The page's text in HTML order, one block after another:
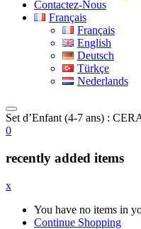
Contactez-Nous
Français
Français
English
Deutsch
Türkçe
Nederlands
Set d’Enfant (4-7 ans) :
0
recently added items
x
You have no items in
Continue Shopping